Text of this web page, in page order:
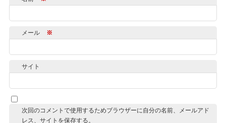
メール ※
サイト
次回のコメントで使用するためブラウザーに自分の名前、メールアド
レス、サイトを保存する。